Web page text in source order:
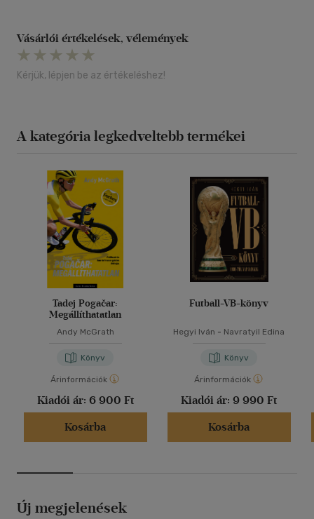
Vásárlói értékelések, vélemények
Kérjük, lépjen be az értékeléshez!
A kategória legkedveltebb termékei
Tadej Pogačar:
Megállíthatatlan
Andy McGrath
Könyv
Árinformációk
Kiadói ár: 6 900 Ft
Kosárba
Futball-VB-könyv
Hegyi Iván - Navratyil Edina
Könyv
Árinformációk
Kiadói ár: 9 990 Ft
Kosárba
Új megjelenések